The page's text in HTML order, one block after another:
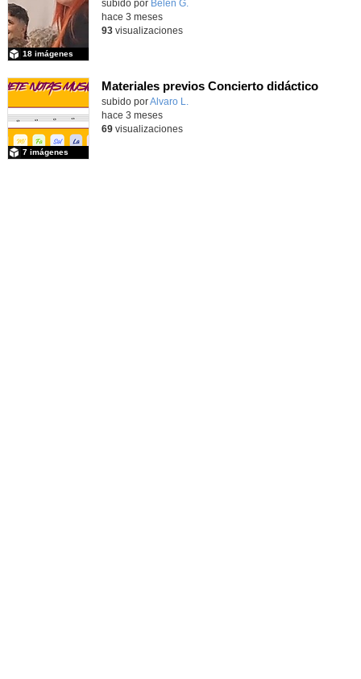
subido por Belen G.
18 imágenes
hace 3 meses
93visualizaciones
Materiales previos Concierto didáctico
Contenido educativo.
subido porAlvaro L.
7 imágenes
hace 3 meses
69visualizaciones